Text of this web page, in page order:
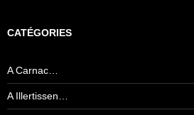
CATÉGORIES
A Carnac…
A Illertissen…